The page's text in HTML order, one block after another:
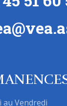
au Vendredi